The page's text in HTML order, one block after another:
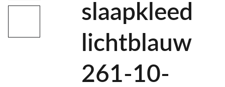
slaapkleed
lichtblauw
261-10-